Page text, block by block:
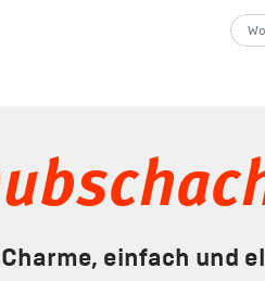
einfach und